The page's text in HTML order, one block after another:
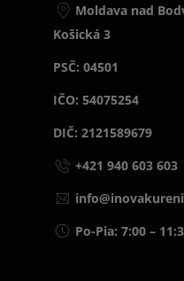
Moldava nad
Košická 3
PSČ: 04501
IČO: 54075254
DIČ: 2121589679
+421 940 603 603
Po-Pia: 7:00 –